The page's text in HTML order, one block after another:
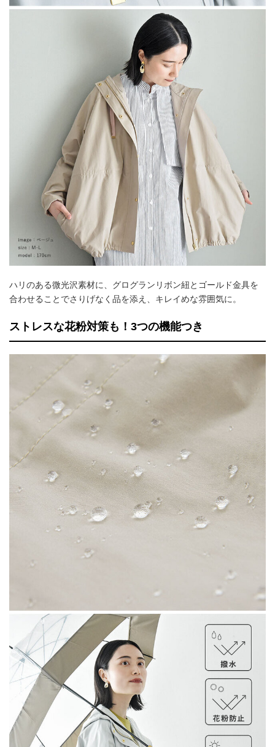
ハリのある微光沢素材に、グログランリボン紐とゴールド金具を
合わせることでさりげなく品を添え、キレイめな雰囲気に。
ストレスな花粉対策も！3つの機能つき